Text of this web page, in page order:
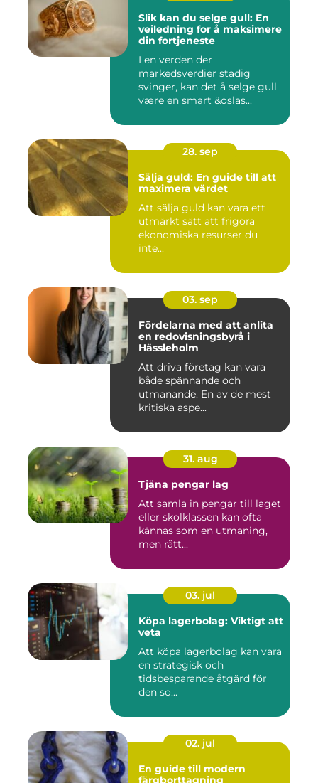
Slik kan du selge gull: En
veiledning for å maksimere
din fortjeneste
I en verden der
markedsverdier stadig
svinger, kan det å selge gull
være en smart &oslas...
28. sep
Sälja guld: En guide till att
maximera värdet
Att sälja guld kan vara ett
utmärkt sätt att frigöra
ekonomiska resurser du
inte...
03. sep
Fördelarna med att anlita
en redovisningsbyrå i
Hässleholm
Att driva företag kan vara
både spännande och
utmanande. En av de mest
kritiska aspe...
31. aug
Tjäna pengar lag
Att samla in pengar till laget
eller skolklassen kan ofta
kännas som en utmaning,
men rätt...
03. jul
Köpa lagerbolag: Viktigt att
veta
Att köpa lagerbolag kan vara
en strategisk och
tidsbesparande åtgärd för
den so...
02. jul
En guide till modern
färgborttagning